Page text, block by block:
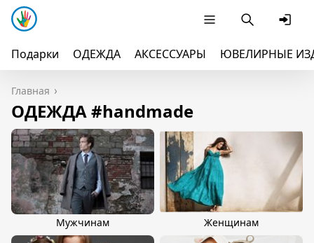
Подарки ОДЕЖДА АКСЕССУАРЫ ЮВЕЛИРНЫЕ
Главная
ОДЕЖДА #handmade
Мужчинам Женщинам